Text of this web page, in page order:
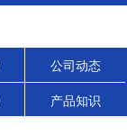
公司动态
产品知识